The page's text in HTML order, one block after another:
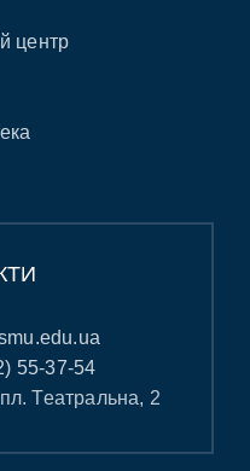
центр
55-37-54
Театральна, 2